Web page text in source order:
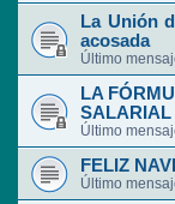
La Unión
acosada
Último
LA
SALARIAL
Último
FELIZ
Último